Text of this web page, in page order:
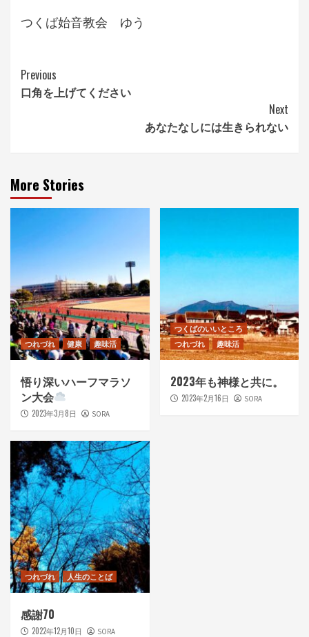
つくば始音教会 ゆう
Continue
Reading
Previous
口角を上げてください
Next
あなたなしには生きられない
More Stories
つれづれ 健康 趣味活
悟り深いハーフマラソ
ン大会
2023年3月8日 SORA
つくばのいいところ
つれづれ
趣味活
2023年も神様と共に。
2023年2月16日 SORA
つれづれ 人生のことば
感謝70
2022年12月10日 SORA